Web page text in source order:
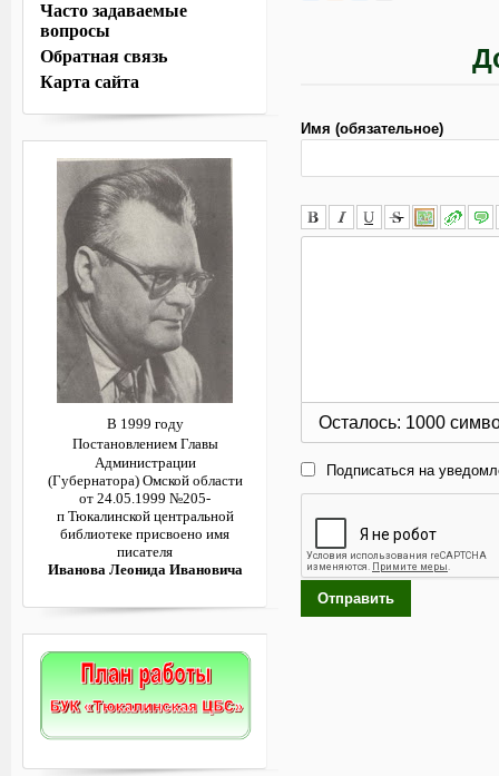
Имя (обязательное)
Осталось: 1000
Подписаться на
Отправить
Часто задаваемые
вопросы
Обратная связь
Карта сайта
В 1999 году
Постановлением Главы
Администрации
(Губернатора) Омской области
от 24.05.1999 №205-
п Тюкалинской центральной
библиотеке присвоено имя
писателя
Иванова Леонида Ивановича